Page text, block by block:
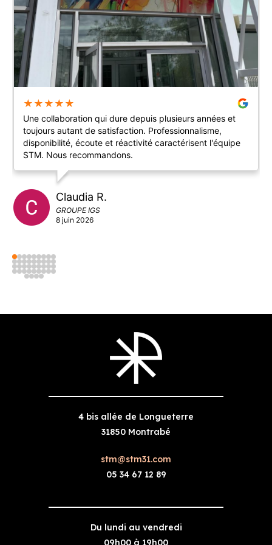
★ ★ ★ ★ ★
Bonjour, la mairie de Montrabé a fait appel à STM pour
améliorer le hall d'accès aux services et à la salle du
conseil municipal et des mariages par le création et la
pose d'une vitrophanie originale.
réactive, professionnelle.
Nous sommes très satisfaits des résultats. et de
l'implication de toute l'équipe. Nous recommandons
cette société.
4 bis allée de Longueterre